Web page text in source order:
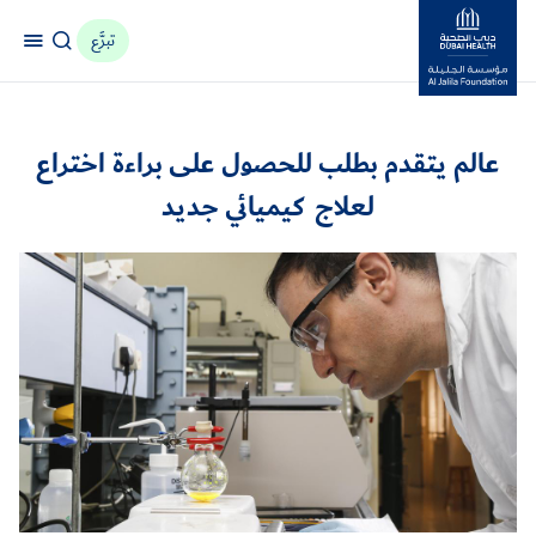
مؤسسة جليلة
تبرَّع
عالم يتقدم بطلب للحصول على براءة اختراع
لعلاج كيميائي جديد